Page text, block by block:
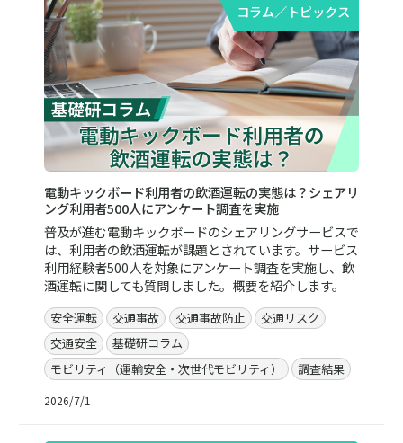
コラム／トピックス
電動キックボード利用者の飲酒運転の実態は？シェアリ
ング利用者500人にアンケート調査を実施
普及が進む電動キックボードのシェアリングサービスで
は、利用者の飲酒運転が課題とされています。サービス
利用経験者500人を対象にアンケート調査を実施し、飲
酒運転に関しても質問しました。概要を紹介します。
安全運転 交通事故 交通事故防止
交通リスク
交通安全
基礎研コラム
モビリティ（運輸安全・次世代モビリティ）
調査結果
2026/7/1